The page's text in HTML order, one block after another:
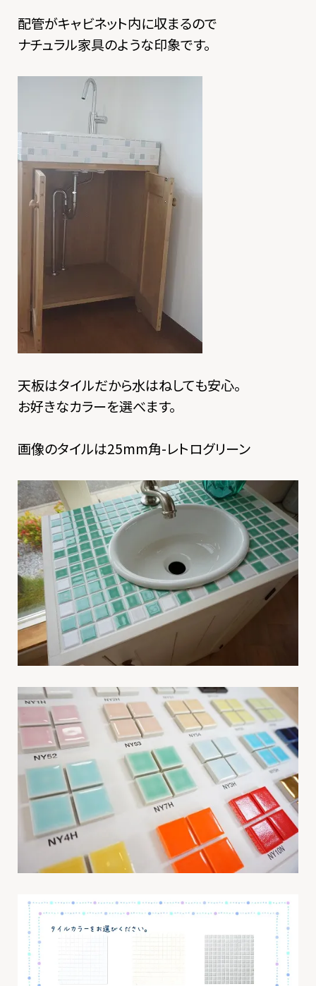
配管がキャビネット内に収まるので
ナチュラル家具のような印象です。
天板はタイルだから水はねしても安心。
お好きなカラーを選べます。
画像のタイルは25mm角-レトログリーン